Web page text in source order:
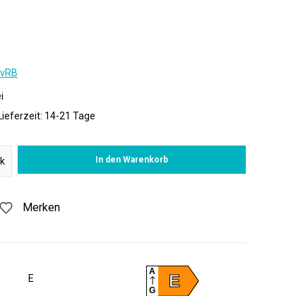
14-21 Tage
In den Warenkorb
Merken
E E
A
G